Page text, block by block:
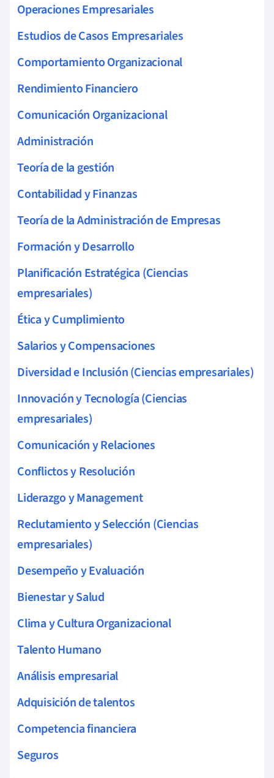
Operaciones Empresariales
Estudios de Casos Empresariales
Comportamiento Organizacional
Rendimiento Financiero
Comunicación Organizacional
Administración
Teoría de la gestión
Contabilidad y Finanzas
Teoría de la Administración de Empresas
Formación y Desarrollo
Planificación Estratégica (Ciencias
empresariales)
Ética y Cumplimiento
Salarios y Compensaciones
Diversidad e Inclusión (Ciencias empresariales)
Innovación y Tecnología (Ciencias
empresariales)
Comunicación y Relaciones
Conflictos y Resolución
Liderazgo y Management
Reclutamiento y Selección (Ciencias
empresariales)
Desempeño y Evaluación
Bienestar y Salud
Clima y Cultura Organizacional
Talento Humano
Análisis empresarial
Adquisición de talentos
Competencia financiera
Seguros